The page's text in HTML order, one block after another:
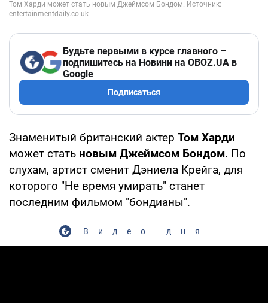
Будьте первыми в курсе главного –
подпишитесь на Новини на OBOZ.UA в
Google
Подписаться
Знаменитый британский актер Том Харди
может стать новым Джеймсом Бондом. По
слухам, артист сменит Дэниела Крейга, для
которого "Не время умирать" станет
последним фильмом "бондианы".
Видео дня